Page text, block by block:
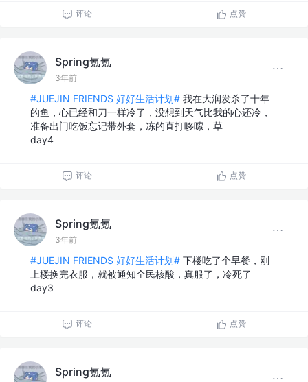
评论 点赞
Spring氪氪
3年前
#JUEJIN FRIENDS 好好生活计划# 我在大润发杀了十年
的鱼，心已经和刀一样冷了，没想到天气比我的心还冷，
准备出门吃饭忘记带外套，冻的直打哆嗦，草
day4
评论 点赞
Spring氪氪
3年前
#JUEJIN FRIENDS 好好生活计划# 下楼吃了个早餐，刚
上楼换完衣服，就被通知全民核酸，真服了，冷死了
day3
评论 点赞
Spring氪氪